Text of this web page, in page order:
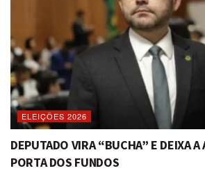
ELEIÇÕES 2026
DEPUTADO VIRA “BUCHA” E DEIXA A
PORTA DOS FUNDOS